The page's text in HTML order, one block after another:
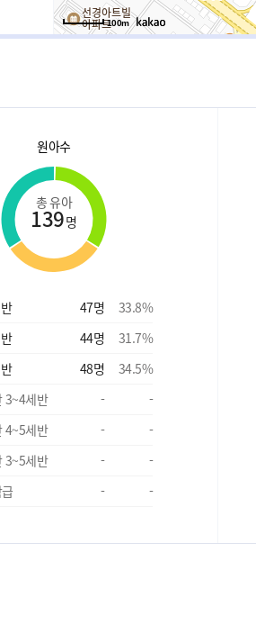
100m
원아수
총 유아
139명
47명 33.8%
44명 31.7%
48명 34.5%
3~4세반
-
-
4~5세반
-
-
3~5세반
-
-
- -